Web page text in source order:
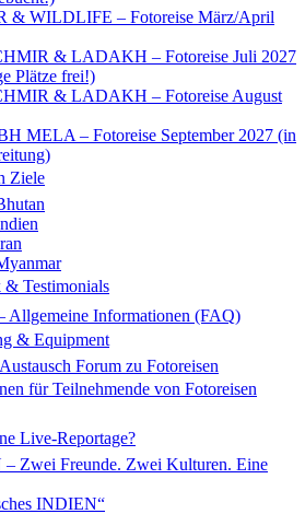
& WILDLIFE – Fotoreise März/April
& LADAKH – Fotoreise Juli 2027
Plätze frei!)
& LADAKH – Fotoreise August
MELA – Fotoreise September 2027 (in
Ziele
Testimonials
Allgemeine Informationen (FAQ)
& Equipment
Forum zu Fotoreisen
für Teilnehmende von Fotoreisen
Live-Reportage?
Freunde. Zwei Kulturen. Eine
INDIEN“